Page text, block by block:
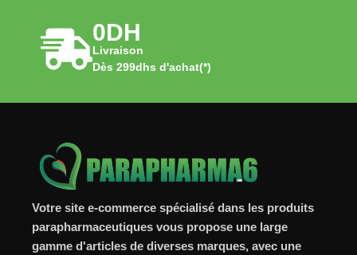
0DH
Livraison
Dès 299dhs d'achat(*)
Votre site e-commerce spécialisé dans les produits
parapharmaceutiques vous propose une large
gamme d'articles de diverses marques, avec une